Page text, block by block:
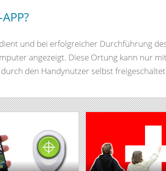
und bei erfolgreicher Durchführung
angezeigt. Diese Ortung kann nur
den Handynutzer selbst